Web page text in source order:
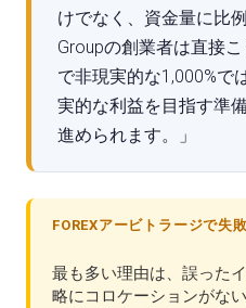
けでなく、資金量に比
Groupの創業者は直接
で非現実的な1,000%で
実的な利益を目指す準
進められます。」
FOREXアービトラージで失
最も多い理由は、誤った
略にコロケーションがな